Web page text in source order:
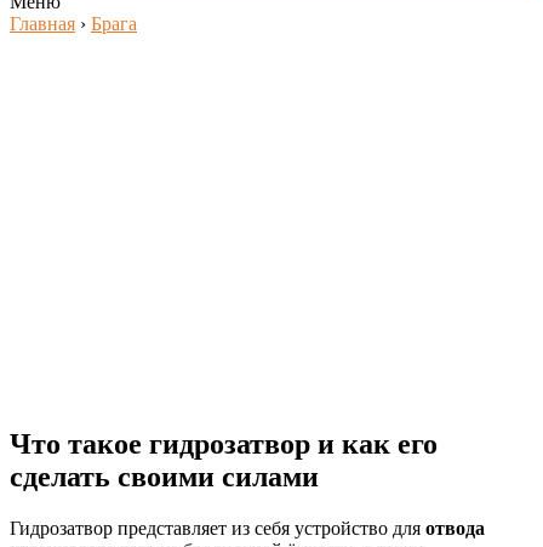
Главная › Брага
Что такое гидрозатвор и как его
сделать своими силами
Гидрозатвор представляет из себя устройство для отвода